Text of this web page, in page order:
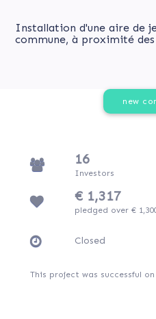
Installation d'une aire de
commune, à proximité
new
16
Investors
€ 1,317
pledged over €
Closed
This project was successful on